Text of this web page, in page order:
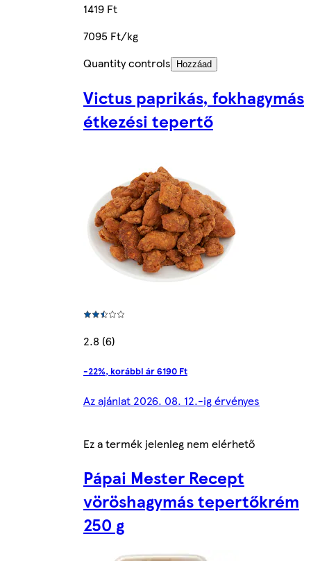
1419 Ft
7095 Ft/kg
Quantity controls
Hozzáad
Victus paprikás, fokhagymás
étkezési tepertő
2.8 (6)
-22%, korábbi ár 6190 Ft
Az ajánlat 2026. 08. 12.-ig érvényes
Ez a termék jelenleg nem elérhető
Pápai Mester Recept
vöröshagymás tepertőkrém
250 g